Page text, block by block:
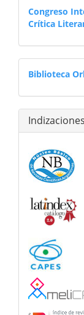
Congreso
Crítica
Biblioteca
Indizaciones